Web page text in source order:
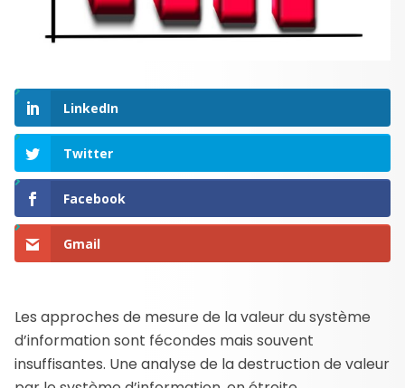
LinkedIn
Twitter
Facebook
Gmail
Les approches de mesure de la valeur du système
d’information sont fécondes mais souvent
insuffisantes. Une analyse de la destruction de valeur